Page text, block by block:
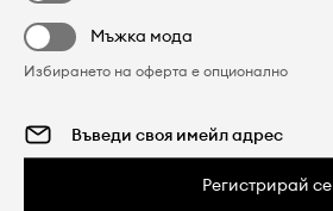
Мъжка мода
Избирането на оферта е опционално
Регистрирай се